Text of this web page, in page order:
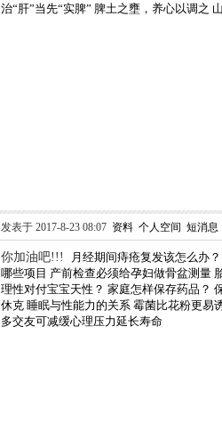
治“肝”当先“实脾” 脾土之壅，养心以调之
发表于 2017-8-23 08:07 资料 个人空间 短消息
你加油吧!!!
月经期间痔疮复发该怎么办？
哪些项目 产前检查必须给孕妇做骨盆测量
理性对付宝宝天性？ 家庭怎样保存药品？
休克 睡眠与性能力的关系 霉菌比花粉更易
多交友可减缓心理压力延长寿命